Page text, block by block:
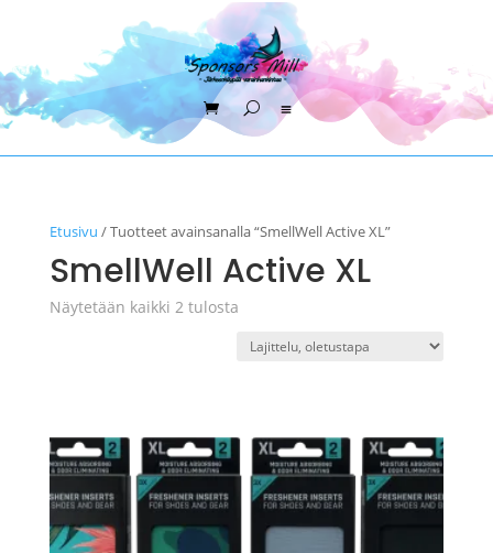
Etusivu / Tuotteet avainsanalla “SmellWell Active XL”
SmellWell Active XL
Näytetään kaikki 2 tulosta